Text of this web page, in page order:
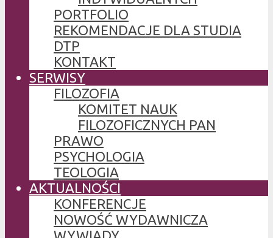
PORTFOLIO
REKOMENDACJE DLA STUDIA
DTP
KONTAKT
SERWISY
FILOZOFIA
KOMITET NAUK
FILOZOFICZNYCH PAN
PRAWO
PSYCHOLOGIA
TEOLOGIA
AKTUALNOŚCI
KONFERENCJE
NOWOŚĆ WYDAWNICZA